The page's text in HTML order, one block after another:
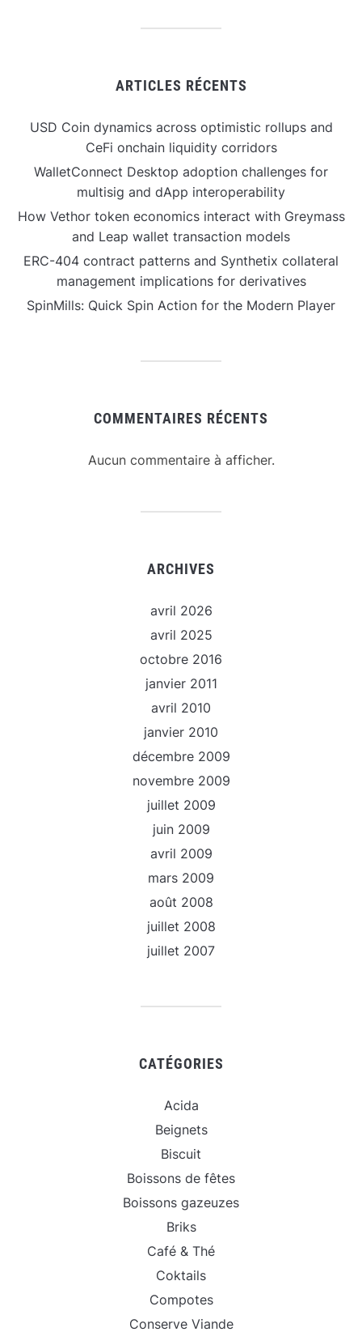
ARTICLES RÉCENTS
USD Coin dynamics across optimistic rollups and
CeFi onchain liquidity corridors
WalletConnect Desktop adoption challenges for
multisig and dApp interoperability
How Vethor token economics interact with Greymass
and Leap wallet transaction models
ERC-404 contract patterns and Synthetix collateral
management implications for derivatives
SpinMills: Quick Spin Action for the Modern Player
COMMENTAIRES RÉCENTS
Aucun commentaire à afficher.
ARCHIVES
avril 2026
avril 2025
octobre 2016
janvier 2011
avril 2010
janvier 2010
décembre 2009
novembre 2009
juillet 2009
juin 2009
avril 2009
mars 2009
août 2008
juillet 2008
juillet 2007
CATÉGORIES
Acida
Beignets
Biscuit
Boissons de fêtes
Boissons gazeuzes
Briks
Café & Thé
Coktails
Compotes
Conserve Viande